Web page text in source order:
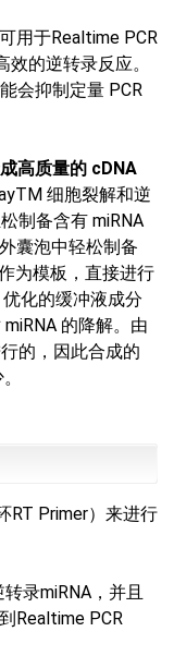
用于Realtime PCR
的逆转录反应。
会抑制定量 PCR
高质量的 cDNA
细胞裂解和逆
制备含有 miRNA
囊泡中轻松制备
为模板，直接进行
化的缓冲液成分
的降解。由
的，因此合成的
RT Primer）来进行
录miRNA，并且
Realtime PCR